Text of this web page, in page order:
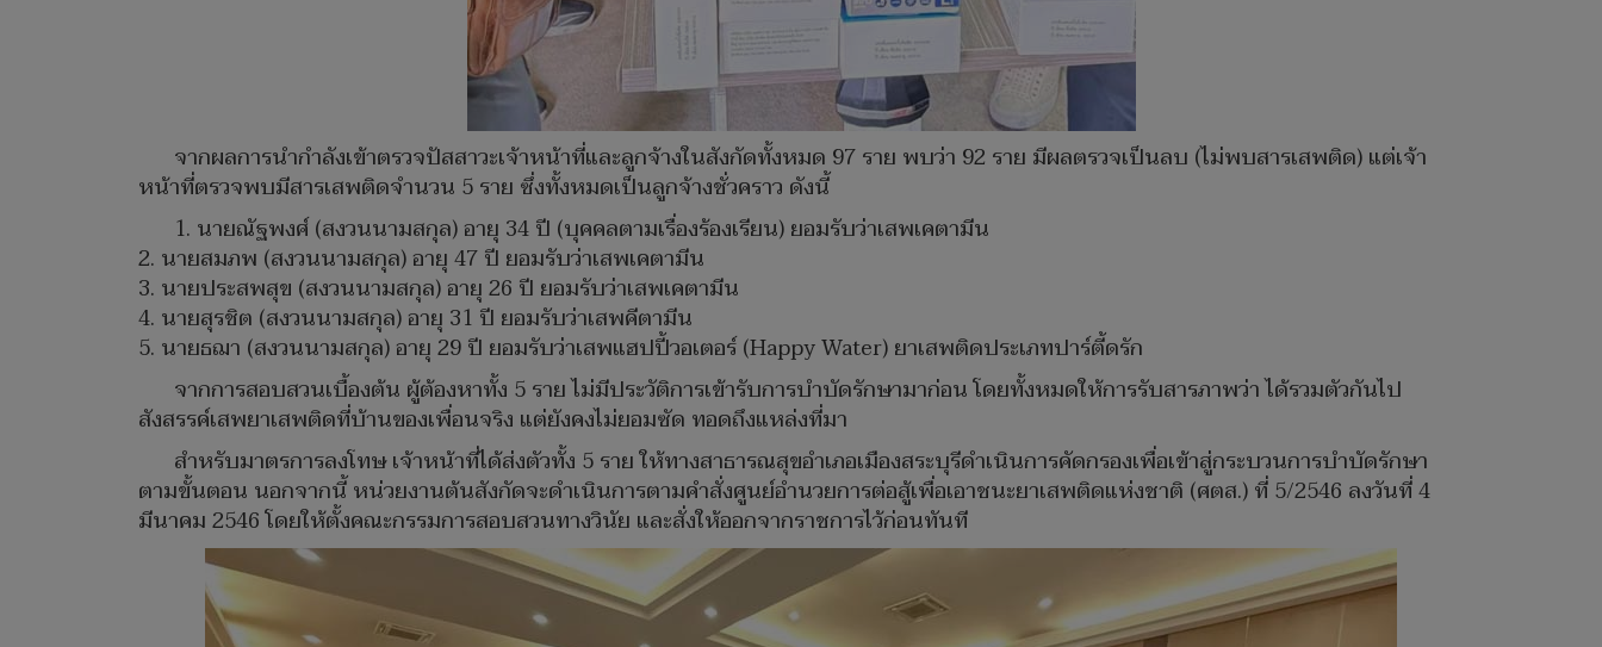
จากผลการนำกำลังเข้าตรวจปัสสาวะเจ้าหน้าที่และลูกจ้างในสังกัดทั้งหมด 97 ราย พบว่า 92 ราย มีผลตรวจเป็นลบ (ไม่พบสารเสพติด) แต่เจ้า
หน้าที่ตรวจพบมีสารเสพติดจำนวน 5 ราย ซึ่งทั้งหมดเป็นลูกจ้างชั่วคราว ดังนี้
1. นายณัฐพงศ์ (สงวนนามสกุล) อายุ 34 ปี (บุคคลตามเรื่องร้องเรียน) ยอมรับว่าเสพเคตามีน
2. นายสมภพ (สงวนนามสกุล) อายุ 47 ปี ยอมรับว่าเสพเคตามีน
3. นายประสพสุข (สงวนนามสกุล) อายุ 26 ปี ยอมรับว่าเสพเคตามีน
4. นายสุรชิต (สงวนนามสกุล) อายุ 31 ปี ยอมรับว่าเสพคีตามีน
5. นายธฌา (สงวนนามสกุล) อายุ 29 ปี ยอมรับว่าเสพแฮปปี้วอเตอร์ (Happy Water) ยาเสพติดประเภทปาร์ตี้ดรัก
จากการสอบสวนเบื้องต้น ผู้ต้องหาทั้ง 5 ราย ไม่มีประวัติการเข้ารับการบำบัดรักษามาก่อน โดยทั้งหมดให้การรับสารภาพว่า ได้รวมตัวกันไป
สังสรรค์เสพยาเสพติดที่บ้านของเพื่อนจริง แต่ยังคงไม่ยอมซัด ทอดถึงแหล่งที่มา
สำหรับมาตรการลงโทษ เจ้าหน้าที่ได้ส่งตัวทั้ง 5 ราย ให้ทางสาธารณสุขอำเภอเมืองสระบุรีดำเนินการคัดกรองเพื่อเข้าสู่กระบวนการบำบัดรักษา
ตามขั้นตอน นอกจากนี้ หน่วยงานต้นสังกัดจะดำเนินการตามคำสั่งศูนย์อำนวยการต่อสู้เพื่อเอาชนะยาเสพติดแห่งชาติ (ศตส.) ที่ 5/2546 ลงวันที่ 4
มีนาคม 2546 โดยให้ตั้งคณะกรรมการสอบสวนทางวินัย และสั่งให้ออกจากราชการไว้ก่อนทันที